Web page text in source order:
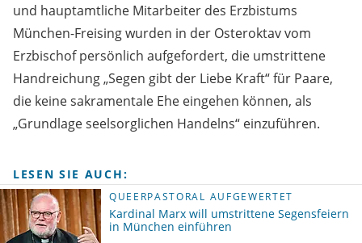
und hauptamtliche Mitarbeiter des Erzbistums
München-Freising wurden in der Osteroktav vom
Erzbischof persönlich aufgefordert, die umstrittene
Handreichung „Segen gibt der Liebe Kraft“ für Paare,
die keine sakramentale Ehe eingehen können, als
„Grundlage seelsorglichen Handelns“ einzuführen.
LESEN SIE AUCH:
QUEERPASTORAL AUFGEWERTET
Kardinal Marx will umstrittene Segensfeiern
in München einführen